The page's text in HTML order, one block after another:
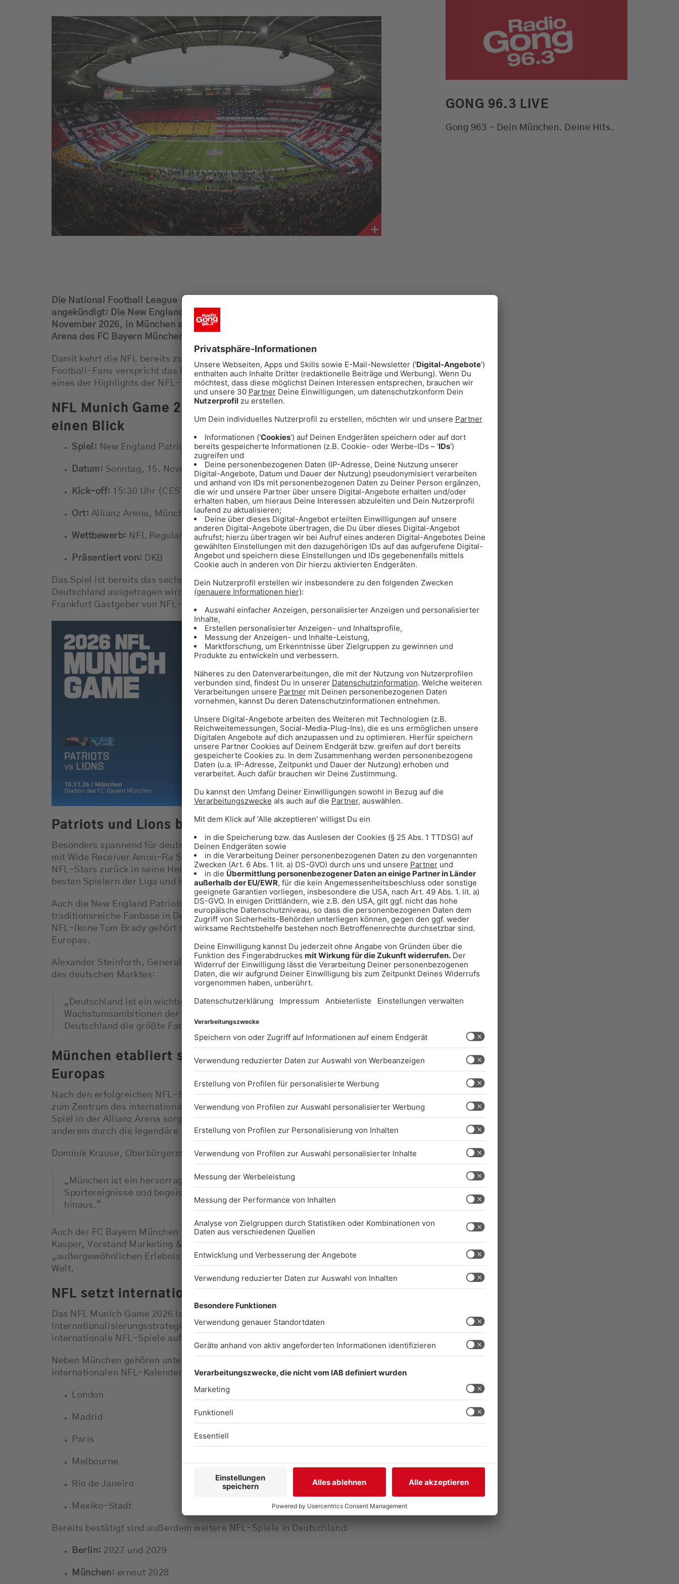
News
Schnee-Service
Alle Aktionen. Der Verkehr und
das Wetter für München und viele
weitere Funktionen
Die National Football League (NFL) hat offiziell das 2026 NFL Munich Game
angekündigt: Die New England Patriots treffen am Sonntag, den 15.
November 2026, in München auf die Detroit Lions. Kick-off in der Allianz
Arena des FC Bayern München ist um 15:30 Uhr deutscher Zeit.
Damit kehrt die NFL bereits zum dritten Mal nach München zurück. Für
Football-Fans verspricht das Duell zwischen den Patriots und den Lions
eines der Highlights der NFL-Saison 2026 zu werden.
NFL Munich Game 2026: Alle wichtigen Infos auf
einen Blick
Spiel: New England Patriots vs. Detroit Lions
Datum: Sonntag, 15. November 2026
Kick-off: 15:30 Uhr (CEST)
Ort: Allianz Arena, München
Wettbewerb: NFL Regular Season, Woche 10
Präsentiert von: DKB
Das Spiel ist bereits das sechste reguläre NFL-Saisonspiel, das seit 2022 in
Deutschland ausgetragen wird. Neben München waren bislang auch
Frankfurt Gastgeber von NFL-Partien.
Patriots und Lions begeistern deutsche NFL-Fans
Besonders spannend für deutsche Football-Fans: Die Detroit Lions bringen
mit Wide Receiver Amon-Ra St. Brown einen der bekanntesten deutschen
NFL-Stars zurück in seine Heimat. Der gebürtige Leimener zählt zu den
besten Spielern der Liga und ist in Deutschland extrem populär.
Auch die New England Patriots verfügen über eine große und
traditionsreiche Fanbase in Deutschland. Die Franchise rund um die frühere
NFL-Ikone Tom Brady gehört seit Jahren zu den beliebtesten Teams
Europas.
Alexander Steinforth, General Manager NFL DACH, betonte die Bedeutung
des deutschen Marktes:
„Deutschland ist ein wichtiger Markt für die globalen
Wachstumsambitionen der Liga – mit fast 20 Millionen Fans hat
Deutschland die größte Fangemeinde in Europa.“
München etabliert sich als Football-Hochburg
Europas
Nach den erfolgreichen NFL-Spielen 2022 und 2024 wird München erneut
zum Zentrum des internationalen American Footballs. Besonders das erste
Spiel in der Allianz Arena sorgte weltweit für Aufmerksamkeit – unter
anderem durch die legendäre „Country Roads“-Atmosphäre im Stadion.
Dominik Krause, Oberbürgermeister der Stadt München, erklärte:
„München ist ein hervorragender Standort für internationale
Sportereignisse und begeistert Fans weit über die Stadtgrenzen
hinaus.“
Auch der FC Bayern München freut sich auf die Rückkehr der NFL. Rouven
Kasper, Vorstand Marketing & Vertrieb des FC Bayern, sprach von einem
„außergewöhnlichen Erlebnis“ für Besucherinnen und Besucher aus aller
Welt.
NFL setzt internationale Expansion fort
Das NFL Munich Game 2026 ist Teil einer groß angelegten
Internationalisierungsstrategie der Liga. Insgesamt werden 2026 neun
internationale NFL-Spiele auf vier Kontinenten ausgetragen.
Neben München gehören unter anderem folgende Städte zum
internationalen NFL-Kalender 2026:
London
Madrid
Paris
Melbourne
Rio de Janeiro
Mexiko-Stadt
Bereits bestätigt sind außerdem weitere NFL-Spiele in Deutschland:
Berlin: 2027 und 2029
München: erneut 2028
GONG 96.3 LIVE
Gong 963 - Dein München. Deine Hits.